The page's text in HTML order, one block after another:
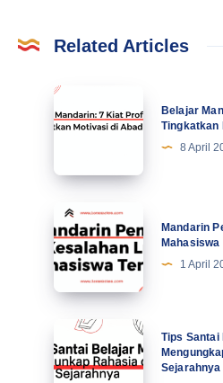
Related Articles
Belajar
Mandarin:
Profesional
Tingkatkan
Motivasi
di
Abad
Ke-
Belajar
Tingkatkan
8 April
Mandarin
Pemula:
5
Kesalahan
Lucu
Mahasiswa
Terbaru
Mandarin
Mahasiswa
1 April
Tips
Santai
Belajar
Tips Santai
Sejarahnya